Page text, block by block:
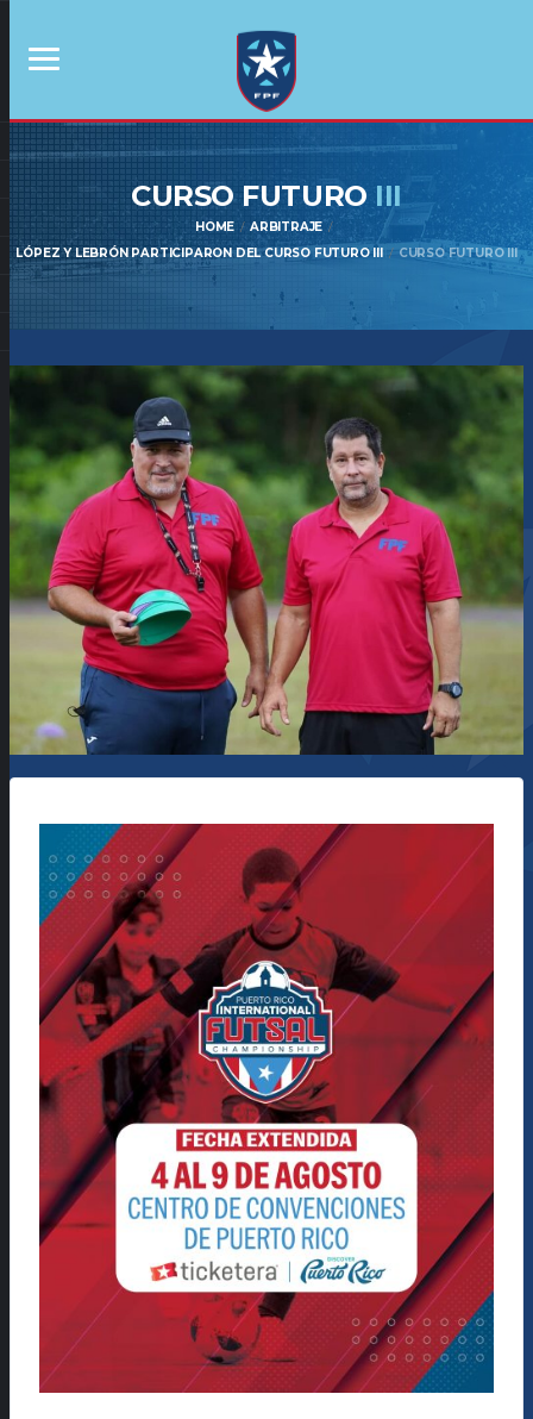
CURSO FUTUROIII
HOME
ARBITRAJE
LÓPEZ Y LEBRÓN PARTICIPARON DEL CURSO FUTURO III
CURSO FUTURO III